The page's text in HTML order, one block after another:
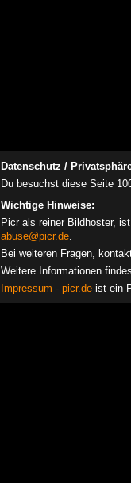
Datenschutz /
Du besuchst diese Seite
Wichtige Hinweise:
Picr als reiner Bildhoster,
abuse@picr.de.
Bei weiteren Fragen,
Weitere Informationen
Impressum - picr.de ist ein